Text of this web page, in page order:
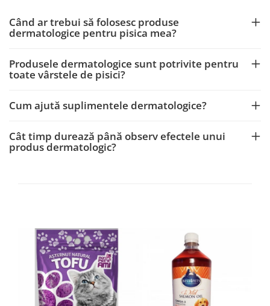
Când ar trebui să folosesc produse
dermatologice pentru pisica mea?
Produsele dermatologice sunt potrivite pentru
toate vârstele de pisici?
Cum ajută suplimentele dermatologice?
Cât timp durează până observ efectele unui
produs dermatologic?